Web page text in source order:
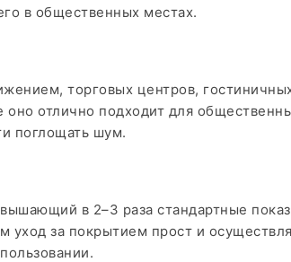
в общественных местах.
торговых центров,
отлично подходит для
поглощать шум.
в 2–3 раза стандартные
за покрытием прост и